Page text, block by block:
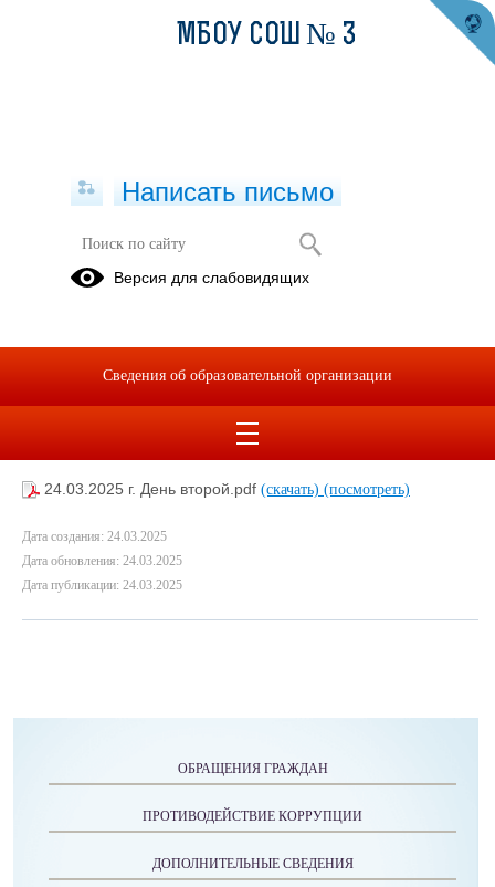
24.03.2025 г. День второй.
24.03.2025 г. День второй.pdf (скачать) (посмотреть)
Дата создания: 24.03.2025
Дата обновления: 24.03.2025
Дата публикации: 24.03.2025
ОБРАЩЕНИЯ ГРАЖДАН
ПРОТИВОДЕЙСТВИЕ КОРРУПЦИИ
ДОПОЛНИТЕЛЬНЫЕ СВЕДЕНИЯ
МБОУ СОШ № 3
Написать письмо
Версия для слабовидящих
Сведения об образовательной организации